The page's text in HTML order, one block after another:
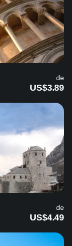
de
US$3.89
de
US$4.49